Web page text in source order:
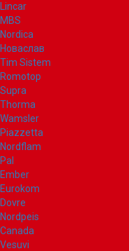
Lincar
MBS
Nordica
Новаслав
Tim Sistem
Romotop
Supra
Thorma
Wamsler
Piazzetta
Nordflam
Pal
Ember
Eurokom
Dovre
Nordpeis
Canada
Vesuvi